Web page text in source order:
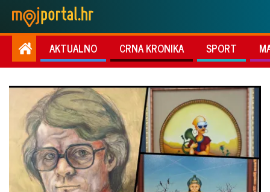
AKTUALNO CRNA KRONIKA SPORT